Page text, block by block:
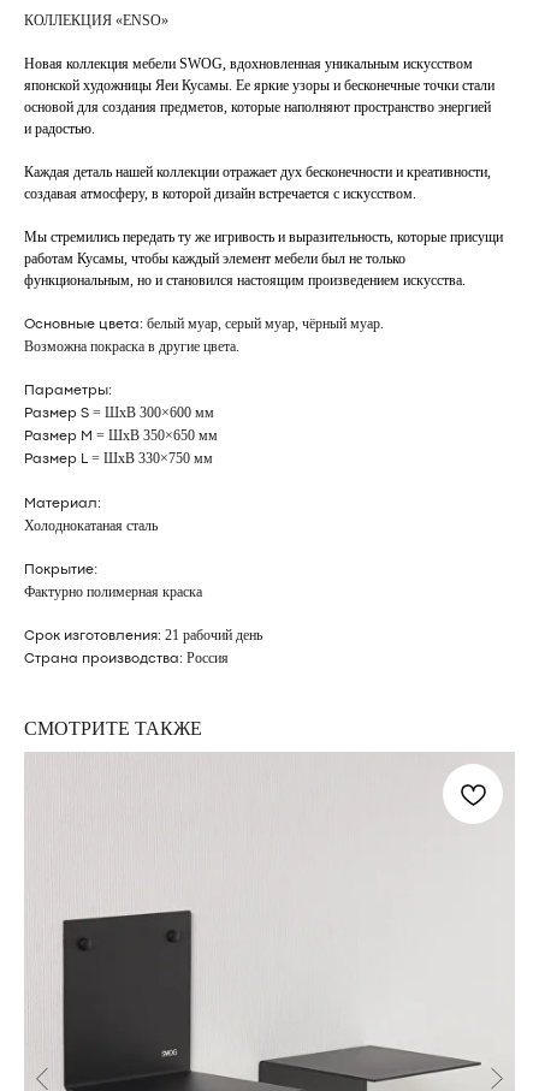
КОЛЛЕКЦИЯ «ENSO»
Новая коллекция мебели SWOG, вдохновленная уникальным искусством
японской художницы Яеи Кусамы. Ее яркие узоры и бесконечные точки стали
основой для создания предметов, которые наполняют пространство энергией
и радостью.
Каждая деталь нашей коллекции отражает дух бесконечности и креативности,
создавая атмосферу, в которой дизайн встречается с искусством.
Мы стремились передать ту же игривость и выразительность, которые присущи
работам Кусамы, чтобы каждый элемент мебели был не только
функциональным, но и становился настоящим произведением искусства.
Основные цвета: белый муар, серый муар, чёрный муар.
Возможна покраска в другие цвета.
Параметры:
Размер S = ШхВ 300×600 мм
Размер M = ШхВ 350×650 мм
Размер L = ШхВ 330×750 мм
Материал:
Холоднокатаная сталь
Покрытие:
Фактурно полимерная краска
Срок изготовления: 21 рабочий день
Страна производства: Россия
СМОТРИТЕ ТАКЖЕ